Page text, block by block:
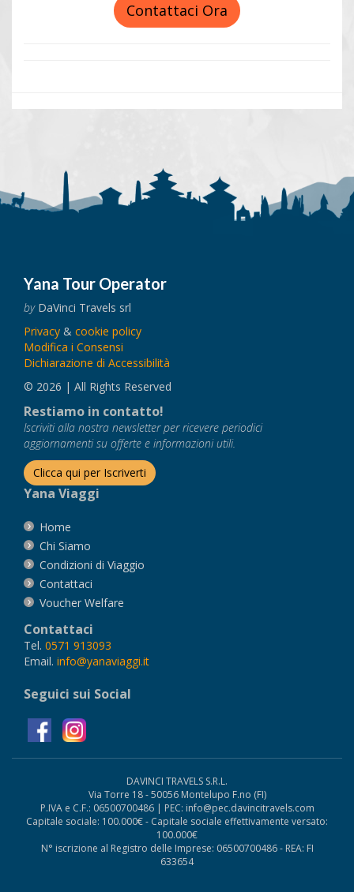
Contattaci Ora
Yana Tour Operator
byDaVinci Travels srl
Privacy & cookie policy
Modifica i Consensi
Dichiarazione di Accessibilità
© 2026 | All Rights Reserved
Restiamo in contatto!
Iscriviti alla nostra newsletter per ricevere periodici
aggiornamenti su offerte e informazioni utili.
Clicca qui per Iscriverti
Yana Viaggi
Home
Chi Siamo
Condizioni di Viaggio
Contattaci
Voucher Welfare
Contattaci
Tel. 0571 913093
Email. info@yanaviaggi.it
Seguici sui Social
DAVINCI TRAVELS S.R.L.
Via Torre 18 - 50056 Montelupo F.no (FI)
P.IVA e C.F.: 06500700486 | PEC: info@pec.davincitravels.com
Capitale sociale: 100.000€ - Capitale sociale effettivamente versato:
100.000€
N° iscrizione al Registro delle Imprese: 06500700486 - REA: FI
633654